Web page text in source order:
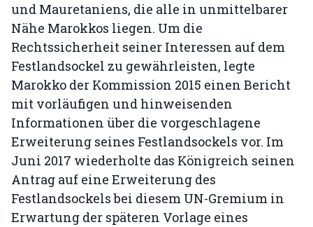
und Mauretaniens, die alle in unmittelbarer
Nähe Marokkos liegen. Um die
Rechtssicherheit seiner Interessen auf dem
Festlandsockel zu gewährleisten, legte
Marokko der Kommission 2015 einen Bericht
mit vorläufigen und hinweisenden
Informationen über die vorgeschlagene
Erweiterung seines Festlandsockels vor. Im
Juni 2017 wiederholte das Königreich seinen
Antrag auf eine Erweiterung des
Festlandsockels bei diesem UN-Gremium in
Erwartung der späteren Vorlage eines